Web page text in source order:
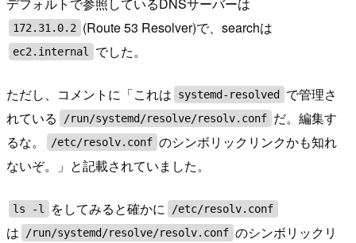
デフォルトで参照しているDNSサーバーは
172.31.0.2 (Route 53 Resolver)で、searchは
ec2.internal でした。
ただし、コメントに「これは systemd-resolved
で管理さ
れている
/run/systemd/resolve/resolv.conf だ。編集す
るな。
/etc/resolv.conf のシンボリックリンクかも知れ
ないぞ。」と記載されていました。
ls -l をしてみると確かに /etc/resolv.conf
は /run/systemd/resolve/resolv.conf のシンボリックリ